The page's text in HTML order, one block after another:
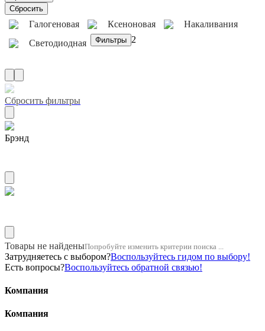
Галогеновая Ксеноновая
Накаливания
Светодиодная
2
Сбросить фильтры
Брэнд
Товары не найденыПопробуйте изменить критерии поиска ...
Затрудняетесь с выбором?Воспользуйтесь гидом по выбору!
Есть вопросы?Воспользуйтесь обратной связью!
Компания
Компания